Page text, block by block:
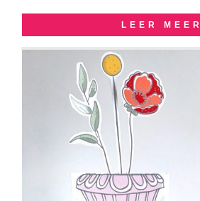
LEER MEER